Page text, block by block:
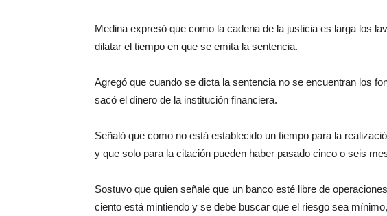
Medina expresó que como la cadena de la justicia es larga los
dilatar el tiempo en que se emita la sentencia.
Agregó que cuando se dicta la sentencia no se encuentran los
sacó el dinero de la institución financiera.
Señaló que como no está establecido un tiempo para la
y que solo para la citación pueden haber pasado cinco o seis
Sostuvo que quien señale que un banco esté libre de
ciento está mintiendo y se debe buscar que el riesgo sea